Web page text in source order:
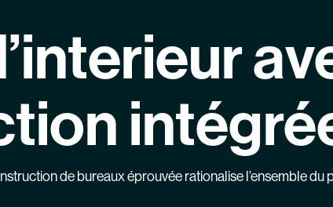
de bureaux éprouvée rationalise l’ensemble du